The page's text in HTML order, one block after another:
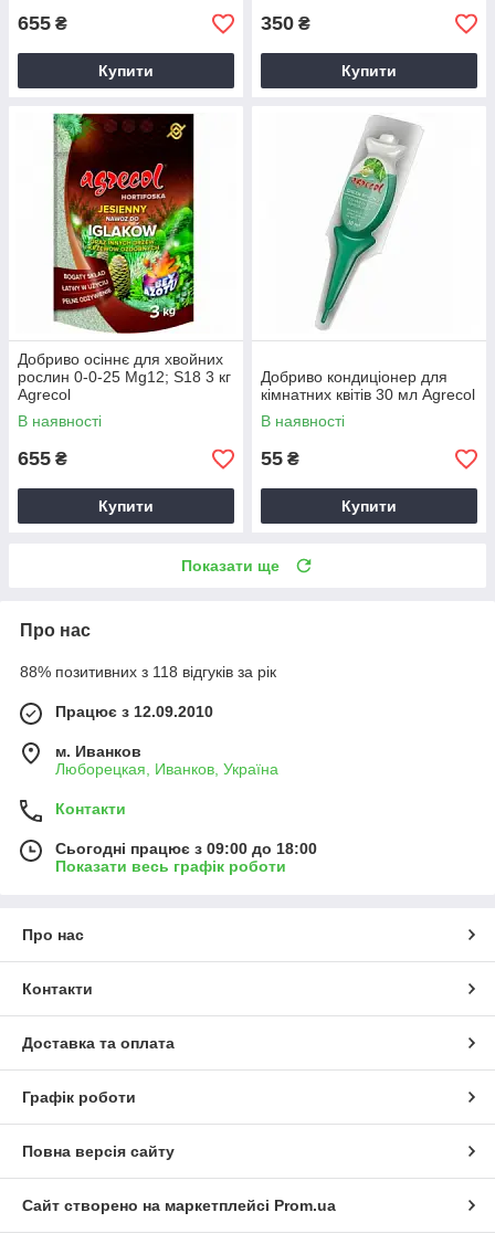
655 ₴
Купити
350 ₴
Купити
Добриво осіннє для хвойних
рослин 0-0-25 Mg12; S18 3 кг
Agrecol
В наявності
655 ₴
Купити
Добриво кондиціонер для
кімнатних квітів 30 мл Agrecol
В наявності
55 ₴
Купити
Показати ще
Про нас
88% позитивних з 118 відгуків за рік
Працює з 12.09.2010
м. Иванков
Люборецкая, Иванков, Україна
Контакти
Сьогодні працює з 09:00 до 18:00
Показати весь графік роботи
Про нас
Контакти
Доставка та оплата
Графік роботи
Повна версія сайту
Сайт створено на маркетплейсі Prom.ua